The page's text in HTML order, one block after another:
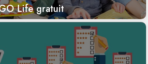
Life gratuit